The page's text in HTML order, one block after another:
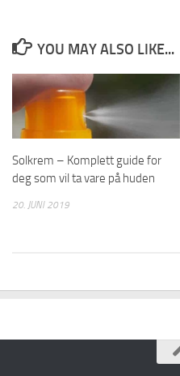
YOU MAY ALSO LIKE...
Solkrem – Komplett guide for
deg som vil ta vare på huden
20. JUNI 2019